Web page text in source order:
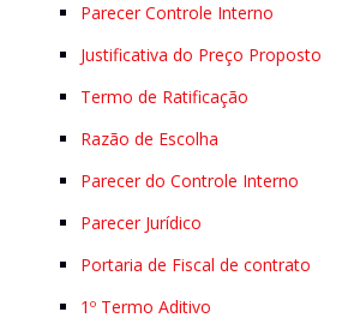
Parecer Controle Interno
Justificativa do Preço Proposto
Termo de Ratificação
Razão de Escolha
Parecer do Controle Interno
Parecer Jurídico
Portaria de Fiscal de contrato
1º Termo Aditivo